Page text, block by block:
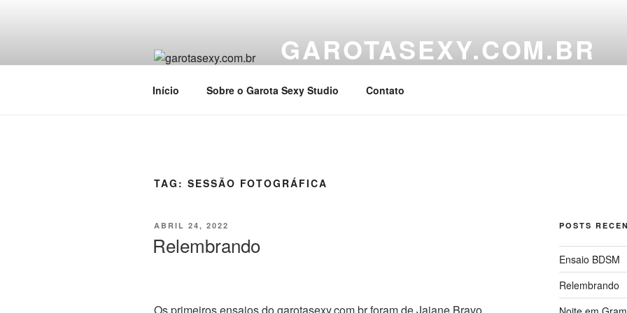
GAROTASEXY.COM.BR
Início Sobre o Garota Sexy Studio Contato
TAG: SESSÃO FOTOGRÁFICA
ABRIL 24, 2022
Relembrando
Os primeiros ensaios do garotasexy.com.br foram de Jaiane Bravo
POSTS
Ensaio BDSM
Relembrando